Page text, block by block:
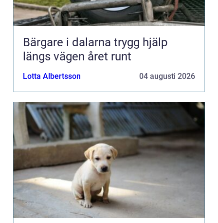
Bärgare i dalarna trygg hjälp
längs vägen året runt
Lotta Albertsson 04 augusti 2026